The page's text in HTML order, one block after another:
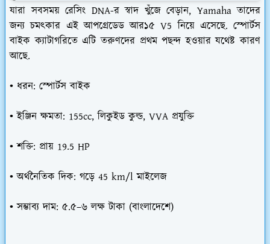
যারা সবসময় রেসিং DNA-র স্বাদ খুঁজে বেড়ান, Yamaha তাদের
জন্য চমৎকার এই আপগ্রেডেড আর১৫ V5 নিয়ে এসেছে. স্পোর্টস
বাইক ক্যাটাগরিতে এটি তরুণদের প্রথম পছন্দ হওয়ার যথেষ্ট কারণ
আছে.
• ধরন: স্পোর্টস বাইক
• ইঞ্জিন ক্ষমতা: 155cc, লিকুইড কুল্ড, VVA প্রযুক্তি
• শক্তি: প্রায় 19.5 HP
• অর্থনৈতিক দিক: গড়ে 45 km/l মাইলেজ
• সম্ভাব্য দাম: ৫.৫–৬ লক্ষ টাকা (বাংলাদেশে)